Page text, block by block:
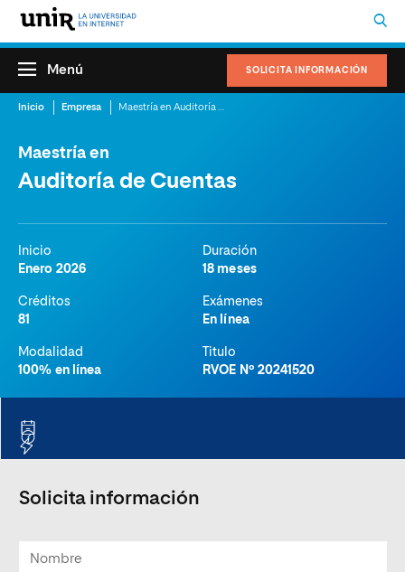
SOLICITA INFORMACIÓN
Menú
Inicio Empresa
Maestría en
Auditoría de Cuentas
Inicio
Enero 2026
Duración
18 meses
Créditos
81
Exámenes
En línea
Modalidad
100% en línea
Titulo
RVOE Nº 20241520
Solicita información